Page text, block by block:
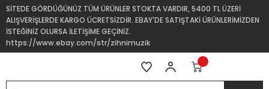
SİTEDE GÖRDÜĞÜNÜZ TÜM ÜRÜNLER STOKTA VARDIR, 5400 TL ÜZERİ
ALIŞVERİŞLERDE KARGO ÜCRETSİZDİR. EBAY'DE SATIŞTAKİ ÜRÜNLERİMİZDEN
İSTEĞİNİZ OLURSA İLETİŞİME GEÇİNİZ.
https://www.ebay.com/str/zihnimuzik